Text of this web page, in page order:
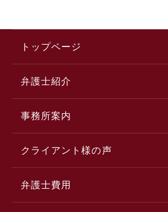
トップページ
弁護士紹介
事務所案内
クライアント様の声
弁護士費用